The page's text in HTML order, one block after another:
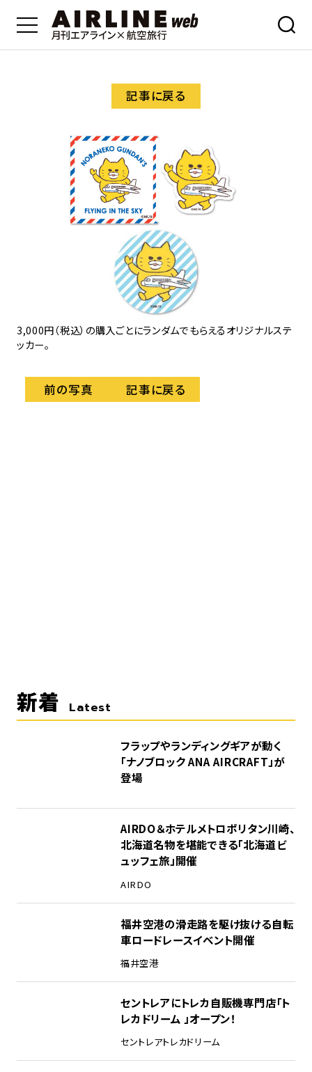
記事に戻る
3,000円（税込）の購入ごとにランダムでもらえるオリジナルステ
ッカー。
前の写真 記事に戻る
新着 Latest
フラップやランディングギアが動く
「ナノブロック ANA AIRCRAFT」が
登場
AIRDO＆ホテルメトロポリタン川崎、
北海道名物を堪能できる「北海道ビ
ュッフェ旅」開催
AIRDO
福井空港の滑走路を駆け抜ける自転
車ロードレースイベント開催
福井空港
セントレアにトレカ自販機専門店「ト
レカドリーム 」オープン！
セントレアトレカドリーム